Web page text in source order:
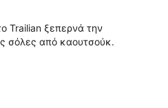
Trailian ξεπερνά την
σόλες από καουτσούκ.